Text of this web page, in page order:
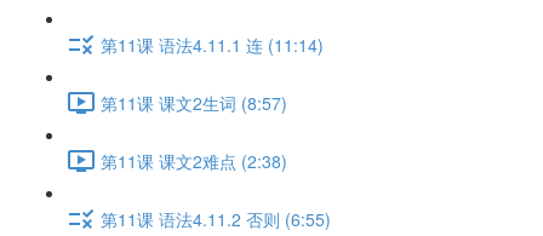
第11课 语法4.11.1 连 (11:14)
第11课 课文2生词 (8:57)
第11课 课文2难点 (2:38)
第11课 语法4.11.2 否则 (6:55)